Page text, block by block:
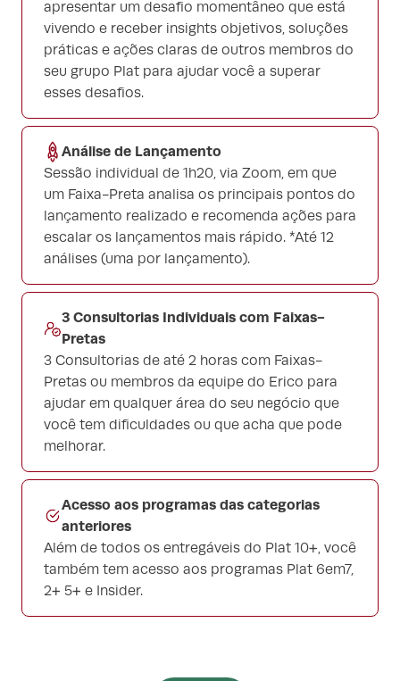
apresentar um desafio momentâneo que está
vivendo e receber insights objetivos, soluções
práticas e ações claras de outros membros do
seu grupo Plat para ajudar você a superar
esses desafios.
Análise de Lançamento
Sessão individual de 1h20, via Zoom, em que
um Faixa-Preta analisa os principais pontos do
lançamento realizado e recomenda ações para
escalar os lançamentos mais rápido. *Até 12
análises (uma por lançamento).
3 Consultorias Individuais com Faixas-
Pretas
3 Consultorias de até 2 horas com Faixas-
Pretas ou membros da equipe do Erico para
ajudar em qualquer área do seu negócio que
você tem dificuldades ou que acha que pode
melhorar.
Acesso aos programas das categorias
anteriores
Além de todos os entregáveis do Plat 10+, você
também tem acesso aos programas Plat 6em7,
2+ 5+ e Insider.